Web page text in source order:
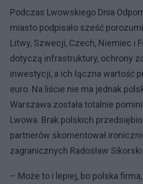
Podczas Lwowskiego Dnia
miasto podpisało sześć
Litwy, Szwecji, Czech, Niemiec i
dotyczą infrastruktury, ochrony
inwestycji, a ich łączna wartość
euro. Na liście nie ma jednak
Warszawa została totalnie
Lwowa. Brak polskich
partnerów skomentował
zagranicznych Radosław Sikorski.
– Może to i lepiej, bo polska